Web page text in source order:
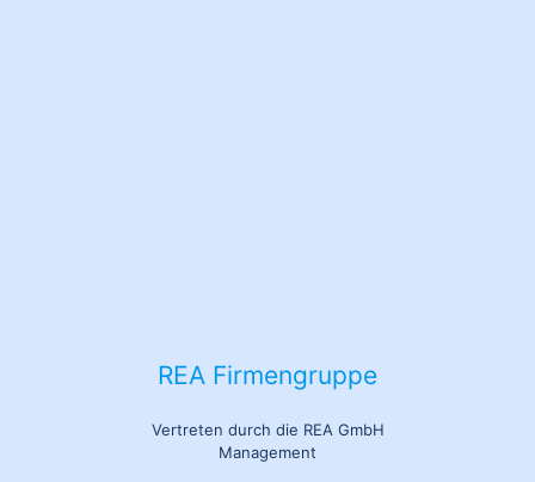
REA Firmengruppe
Vertreten durch die REA GmbH
Management